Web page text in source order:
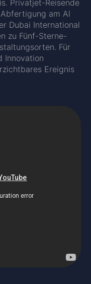
Privatjet-Reisende
am Al
Dubai International
zu Fünf-Sterne-
Für
Innovation
Ereignis